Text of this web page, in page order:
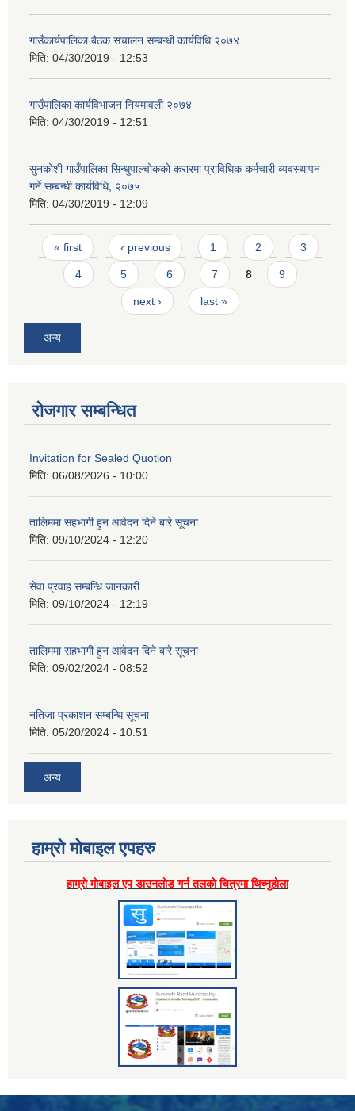
गाउँकार्यपालिका बैठक संचालन सम्बन्धी कार्यविधि २०७४
मिति: 04/30/2019 - 12:53
गाउँपालिका कार्यविभाजन नियमावली २०७४
मिति: 04/30/2019 - 12:51
सुनकोशी गाउँपालिका सिन्धुपाल्चोकको करारमा प्राविधिक कर्मचारी व्यवस्थापन
गर्ने सम्बन्धी कार्यविधि, २०७५
मिति: 04/30/2019 - 12:09
Pages
« first ‹ previous 1 2 3
4 5 6 7 8 9
next › last »
अन्य
रोजगार सम्बन्धित
Invitation for Sealed Quotion
मिति: 06/08/2026 - 10:00
तालिममा सहभागी हुन आवेदन दिने बारे सूचना
मिति: 09/10/2024 - 12:20
सेवा प्रवाह सम्बन्धि जानकारी
मिति: 09/10/2024 - 12:19
तालिममा सहभागी हुन आवेदन दिने बारे सूचना
मिति: 09/02/2024 - 08:52
नतिजा प्रकाशन सम्बन्धि सूचना
मिति: 05/20/2024 - 10:51
अन्य
हाम्राे माेबाइल एपहरु
हाम्राे माेबाइल एप डाउनलाेड गर्न तलकाे चित्रमा थिच्नुहाेला